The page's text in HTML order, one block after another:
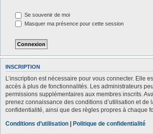
Se souvenir de moi
Masquer ma présence pour cette session
INSCRIPTION
L’inscription est nécessaire pour vous connecter. Elle
accès à plus de fonctionnalités. Les administrateurs
permissions supplémentaires aux membres inscrits.
prenez connaissance des conditions d’utilisation et de
confidentialité, ainsi que des règles propres à chaque
Conditions d’utilisation | Politique de confidentialité